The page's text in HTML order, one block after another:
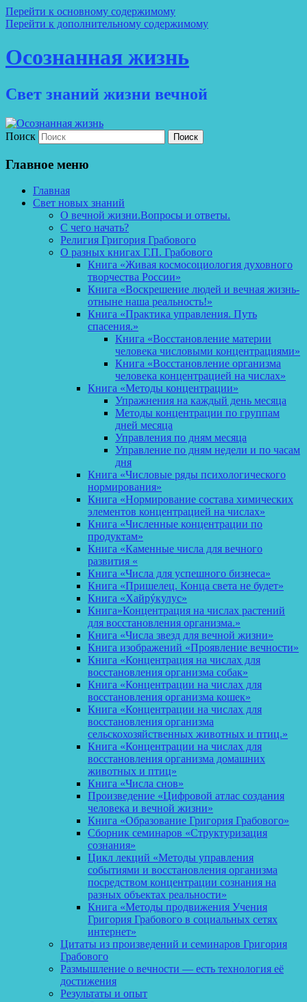
Перейти к основному содержимому
Перейти к дополнительному содержимому
Осознанная жизнь
Свет знаний жизни вечной
Поиск
Главное меню
Главная
Свет новых знаний
О вечной жизни.Вопросы и ответы.
С чего начать?
Религия Григория Грабового
О разных книгах Г.П. Грабового
Книга «Живая космосоциология духовного
творчества России»
Книга «Воскрешение людей и вечная жизнь-
отныне наша реальность!»
Книга «Практика управления. Путь
спасения.»
Книга «Восстановление материи
человека числовыми концентрациями»
Книга «Восстановление организма
человека концентрацией на числах»
Книга «Методы концентрации»
Упражнения на каждый день месяца
Методы концентрации по группам
дней месяца
Управления по дням месяца
Управление по дням недели и по часам
дня
Книга «Числовые ряды психологического
нормирования»
Книга «Нормирование состава химических
элементов концентрацией на числах»
Книга «Численные концентрации по
продуктам»
Книга «Каменные числа для вечного
развития «
Книга «Числа для успешного бизнеса»
Книга «Пришелец. Конца света не будет»
Книга «Хайрýкулус»
Книга»Концентрация на числах растений
для восстановления организма.»
Книга «Числа звезд для вечной жизни»
Книга изображений «Проявление вечности»
Книга «Концентрация на числах для
восстановления организма собак»
Книга «Концентрации на числах для
восстановления организма кошек»
Книга «Концентрации на числах для
восстановления организма
сельскохозяйственных животных и птиц.»
Книга «Концентрации на числах для
восстановления организма домашних
животных и птиц»
Книга «Числа снов»
Произведение «Цифровой атлас создания
человека и вечной жизни»
Книга «Образование Григория Грабового»
Сборник семинаров «Структуризация
сознания»
Цикл лекций «Методы управления
событиями и восстановления организма
посредством концентрации сознания на
разных объектах реальности»
Книга «Методы продвижения Учения
Григория Грабового в социальных сетях
интернет»
Цитаты из произведений и семинаров Григория
Грабового
Размышление о вечности — есть технология её
достижения
Результаты и опыт